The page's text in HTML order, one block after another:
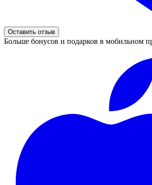
Оставить отзыв
Больше бонусов и подарков в мобильном